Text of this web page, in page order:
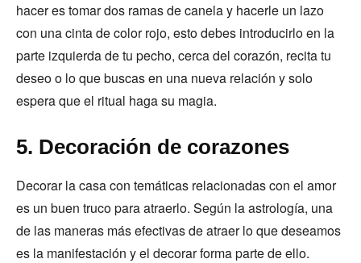
hacer es tomar dos ramas de canela y hacerle un lazo
con una cinta de color rojo, esto debes introducirlo en la
parte izquierda de tu pecho, cerca del corazón, recita tu
deseo o lo que buscas en una nueva relación y solo
espera que el ritual haga su magia.
5. Decoración de corazones
Decorar la casa con temáticas relacionadas con el amor
es un buen truco para atraerlo. Según la astrología, una
de las maneras más efectivas de atraer lo que deseamos
es la manifestación y el decorar forma parte de ello.